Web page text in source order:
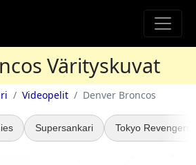
Värityskuvat
Videopelit Denver Broncos
Supersankari Tokyo Revengers